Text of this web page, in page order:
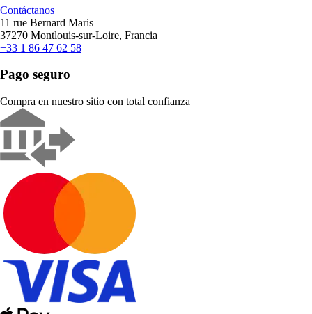
Contáctanos
11 rue Bernard Maris
37270 Montlouis-sur-Loire, Francia
+33 1 86 47 62 58
Pago seguro
Compra en nuestro sitio con total confianza